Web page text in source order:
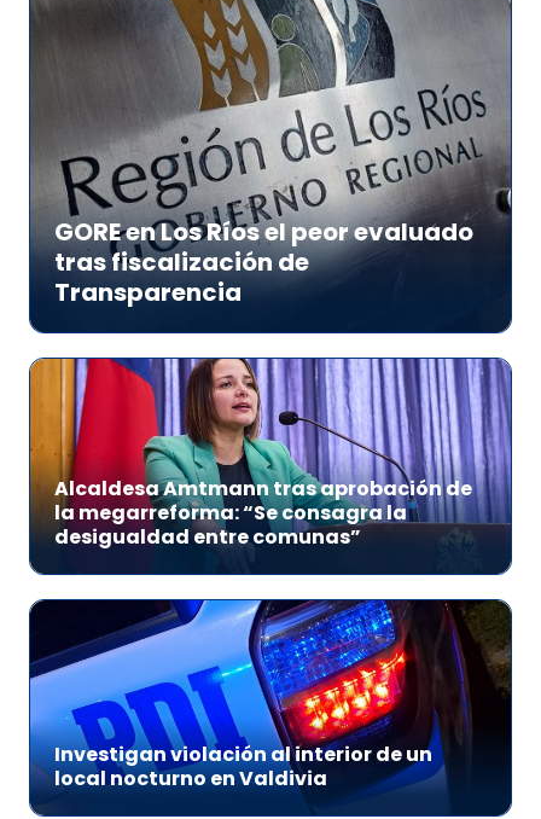
GORE en Los Ríos el peor evaluado
tras fiscalización de
Transparencia
Alcaldesa Amtmann tras aprobación de
la megarreforma: “Se consagra la
desigualdad entre comunas”
Investigan violación al interior de un
local nocturno en Valdivia